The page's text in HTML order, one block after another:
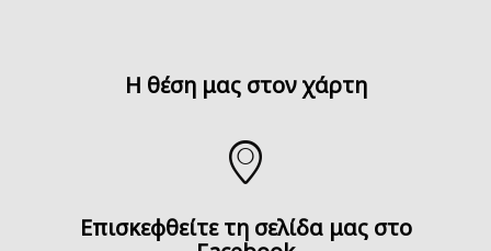
H θέση μας στον χάρτη
Επισκεφθείτε τη σελίδα μας στο